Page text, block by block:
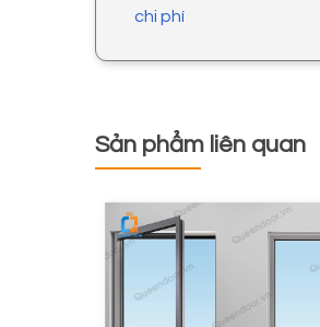
chi phí
Sản phẩm liên quan